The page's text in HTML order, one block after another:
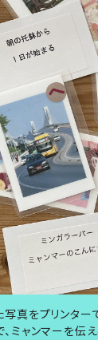
真をプリンター
ミャンマーを伝